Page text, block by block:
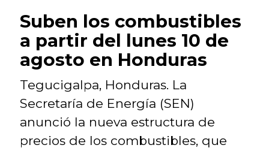
Suben los combustibles
a partir del lunes 10 de
agosto en Honduras
Tegucigalpa, Honduras. La
Secretaría de Energía (SEN)
anunció la nueva estructura de
precios de los combustibles, que